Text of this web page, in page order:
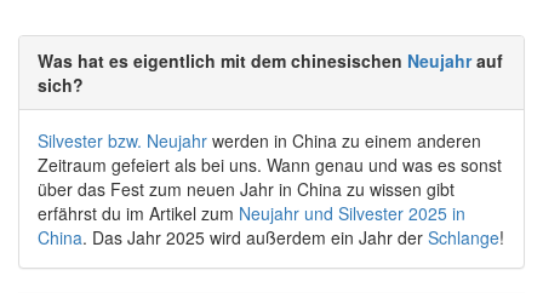
Was hat es eigentlich mit dem chinesischen Neujahrauf
sich?
Silvester bzw. Neujahr werden in China zu einem anderen
Zeitraum gefeiert als bei uns. Wann genau und was es sonst
über das Fest zum neuen Jahr in China zu wissen gibt
erfährst du im Artikel zum Neujahr und Silvester 2025 in
China. Das Jahr 2025 wird außerdem ein Jahr der Schlange!